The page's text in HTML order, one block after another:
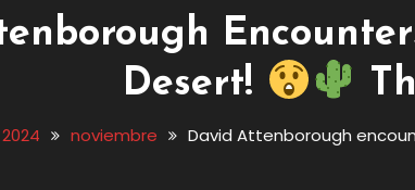
Desert!
2024 noviembre David Attenborough